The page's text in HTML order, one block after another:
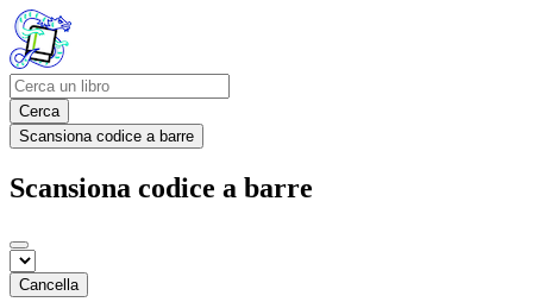
Cerca
Scansiona codice a barre
Scansiona codice a barre
Cancella